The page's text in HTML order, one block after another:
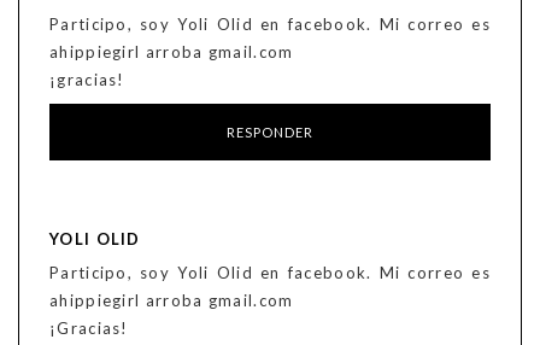
Participo, soy Yoli Olid en facebook. Mi correo es
ahippiegirl arroba gmail.com
¡gracias!
RESPONDER
YOLI OLID
Participo, soy Yoli Olid en facebook. Mi correo es
ahippiegirl arroba gmail.com
¡Gracias!